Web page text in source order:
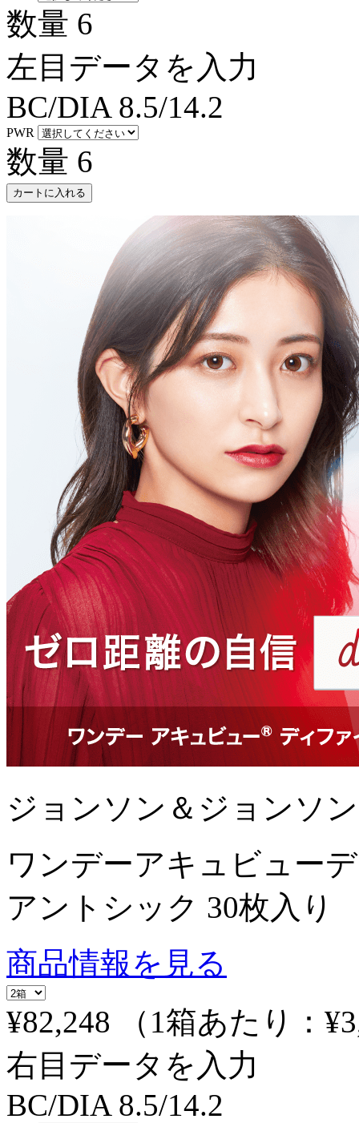
数量 6
左目データを入力
BC/DIA 8.5/14.2
PWR
数量 6
カートに入れる
ジョンソン＆ジョンソン
ワンデーアキュビュー
アントシック 30枚入り
商品情報を見る
¥82,248
（1箱あたり：
右目データを入力
BC/DIA 8.5/14.2